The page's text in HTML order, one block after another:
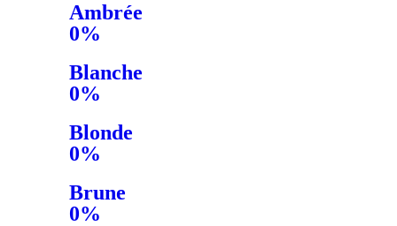
Ambrée
0%
Blanche
0%
Blonde
0%
Brune
0%